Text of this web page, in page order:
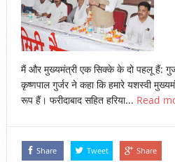
मैं और मुख्यमंत्री एक सिक्के के दो पहलू हैं:
कृष्णपाल गुर्जर ने कहा कि हमारे यशस्वी
रूप हैं। फरीदाबाद सहित हरिया... Read
Share Tweet Share